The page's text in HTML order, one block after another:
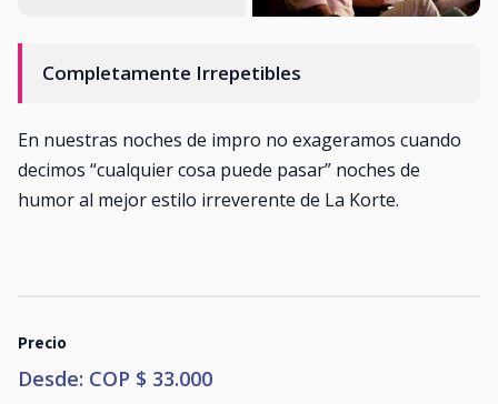
Completamente Irrepetibles
En nuestras noches de impro no exageramos cuando
decimos “cualquier cosa puede pasar” noches de
humor al mejor estilo irreverente de La Korte.
Precio
Desde: COP $ 33.000